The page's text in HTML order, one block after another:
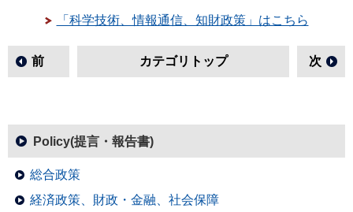
「科学技術、情報通信、知財政策」はこちら
前 カテゴリトップ 次
Policy(提言・報告書)
総合政策
経済政策、財政・金融、社会保障